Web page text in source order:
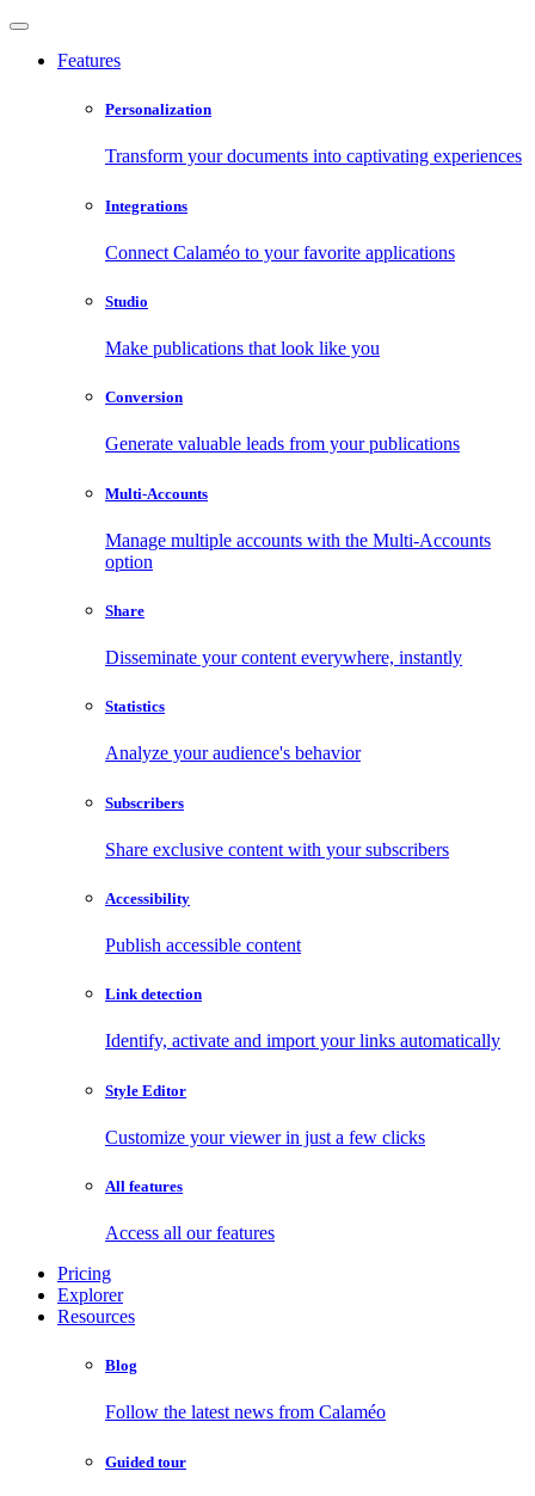
Features
Personalization
Transform your documents into captivating experiences
Integrations
Connect Calaméo to your favorite applications
Studio
Make publications that look like you
Conversion
Generate valuable leads from your publications
Multi-Accounts
Manage multiple accounts with the Multi-Accounts
option
Share
Disseminate your content everywhere, instantly
Statistics
Analyze your audience's behavior
Subscribers
Share exclusive content with your subscribers
Accessibility
Publish accessible content
Link detection
Identify, activate and import your links automatically
Style Editor
Customize your viewer in just a few clicks
All features
Access all our features
Pricing
Explorer
Resources
Blog
Follow the latest news from Calaméo
Guided tour